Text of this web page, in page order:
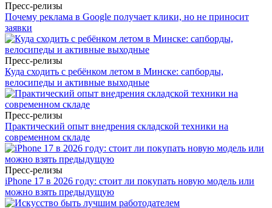
Пресс-релизы
Почему реклама в Google получает клики, но не приносит
заявки
Пресс-релизы
Куда сходить с ребёнком летом в Минске: сапборды,
велосипеды и активные выходные
Пресс-релизы
Практический опыт внедрения складской техники на
современном складе
Пресс-релизы
iPhone 17 в 2026 году: стоит ли покупать новую модель или
можно взять предыдущую